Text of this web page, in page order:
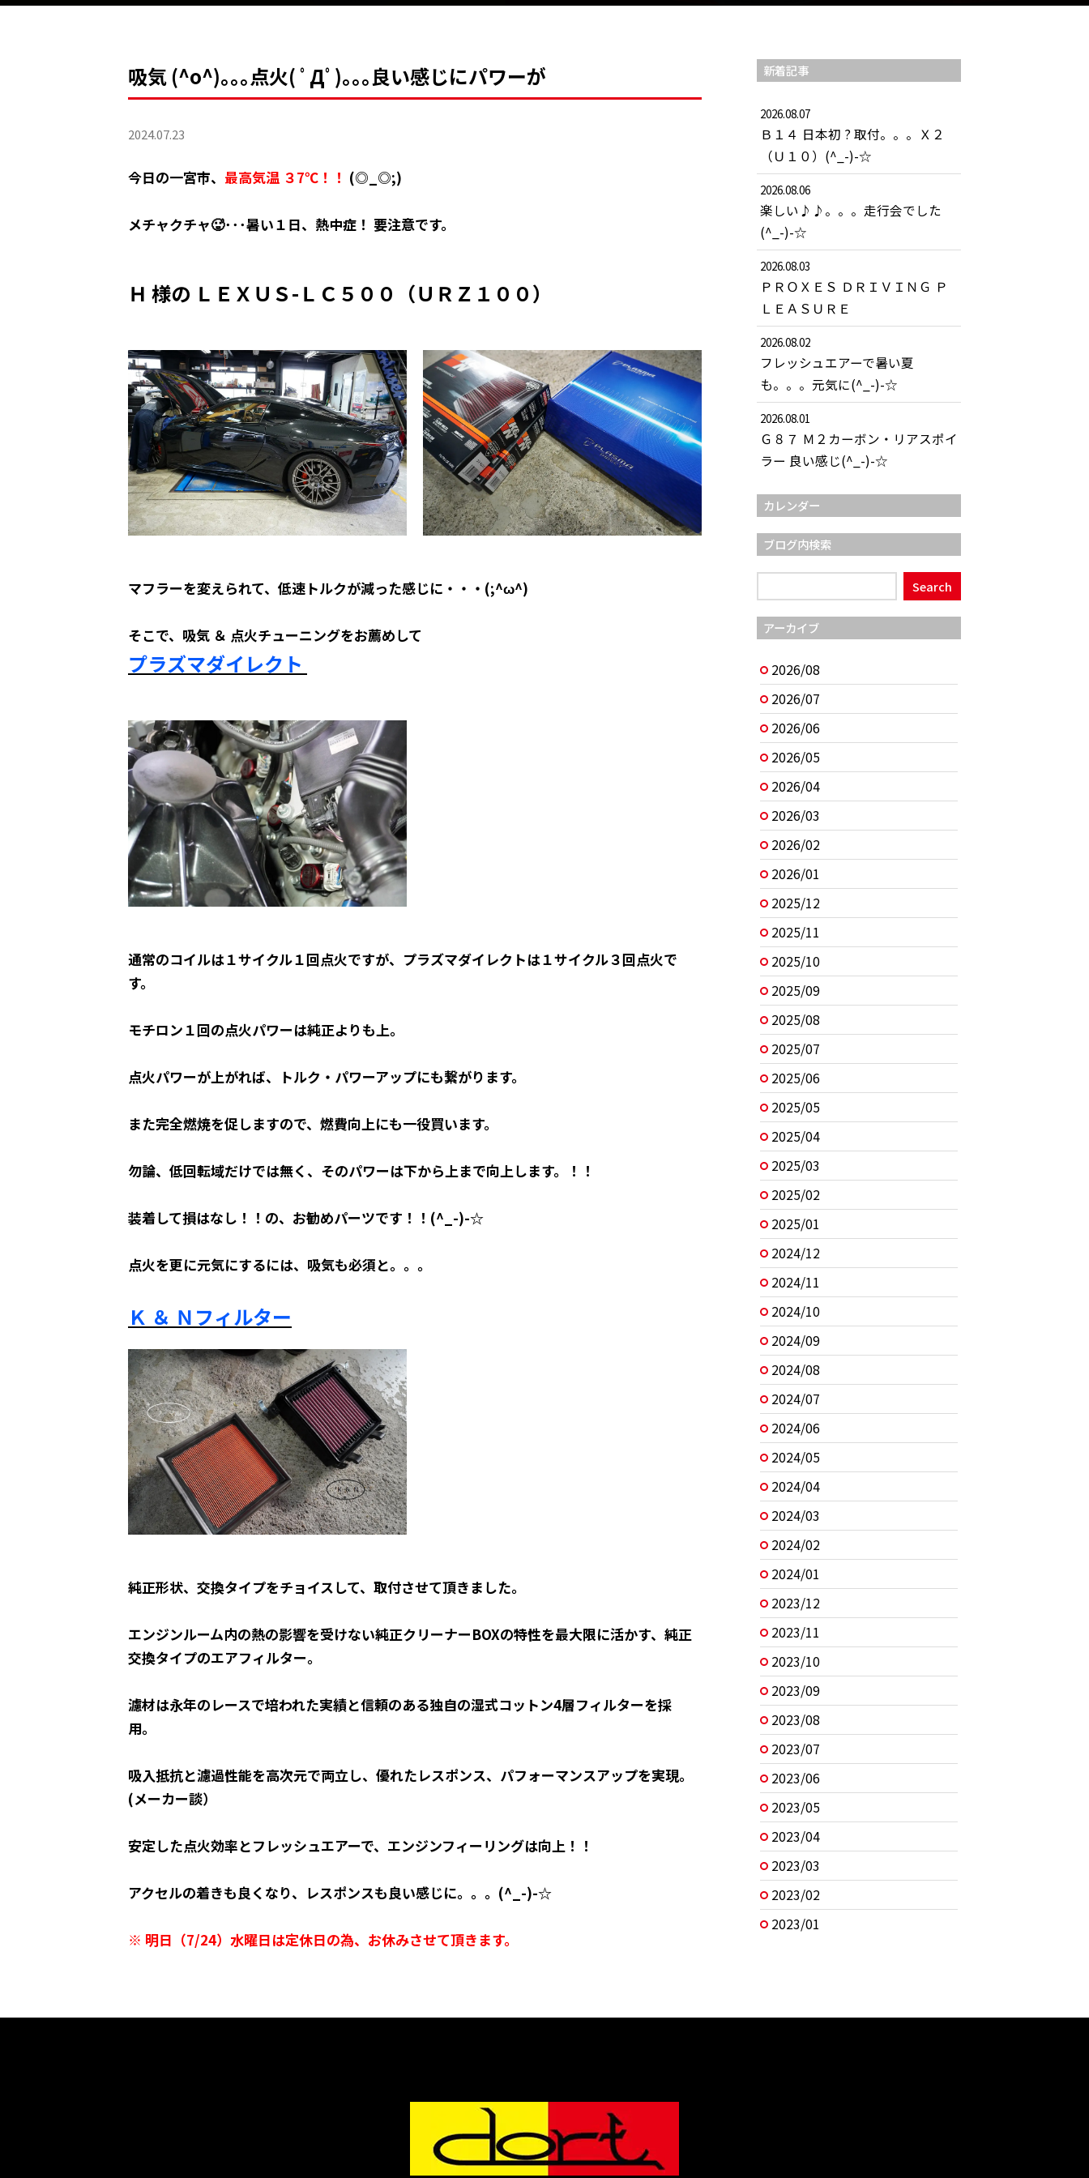
吸気 (^o^)｡｡｡点火( ﾟДﾟ)｡｡｡良い感じにパワーが
2024.07.23
今日の一宮市、 最高気温 ３7℃！！ (◎_◎;)
メチャクチャ🥵･･･暑い１日、熱中症！ 要注意です。
Ｈ 様の ＬＥＸＵＳ-ＬＣ５００（ＵＲＺ１００）
マフラーを変えられて、低速トルクが減った感じに・・・(;^ω^)
そこで、吸気 ＆ 点火チューニングをお薦めして
プラズマダイレクト
通常のコイルは１サイクル１回点火ですが、プラズマダイレクトは１サイクル３回点火で
す。
モチロン１回の点火パワーは純正よりも上。
点火パワーが上がれば、トルク・パワーアップにも繋がります。
また完全燃焼を促しますので、燃費向上にも一役買います。
勿論、低回転域だけでは無く、そのパワーは下から上まで向上します。！！
装着して損はなし！！の、お勧めパーツです！！(^_-)-☆
点火を更に元気にするには、吸気も必須と。。。
Ｋ ＆ Ｎフィルター
純正形状、交換タイプをチョイスして、取付させて頂きました。
エンジンルーム内の熱の影響を受けない純正クリーナーBOXの特性を最大限に活かす、純正
交換タイプのエアフィルター。
濾材は永年のレースで培われた実績と信頼のある独自の湿式コットン4層フィルターを採
用。
吸入抵抗と濾過性能を高次元で両立し、優れたレスポンス、パフォーマンスアップを実現。
(メーカー談）
安定した点火効率とフレッシュエアーで、エンジンフィーリングは向上！！
アクセルの着きも良くなり、レスポンスも良い感じに。。。(^_-)-☆
※ 明日（7/24）水曜日は定休日の為、お休みさせて頂きます。
新着記事
2026.08.07
Ｂ１４ 日本初 ? 取付。。。Ｘ２
（Ｕ１０）(^_-)-☆
2026.08.06
楽しい♪♪。。。走行会でした
(^_-)-☆
2026.08.03
ＰＲＯＸＥＳ ＤＲＩＶＩＮＧ Ｐ
ＬＥＡＳＵＲＥ
2026.08.02
フレッシュエアーで暑い夏
も。。。元気に(^_-)-☆
2026.08.01
Ｇ８７ Ｍ２カーボン・リアスポイ
ラー 良い感じ(^_-)-☆
カレンダー
ブログ内検索
アーカイブ
2026/08
2026/07
2026/06
2026/05
2026/04
2026/03
2026/02
2026/01
2025/12
2025/11
2025/10
2025/09
2025/08
2025/07
2025/06
2025/05
2025/04
2025/03
2025/02
2025/01
2024/12
2024/11
2024/10
2024/09
2024/08
2024/07
2024/06
2024/05
2024/04
2024/03
2024/02
2024/01
2023/12
2023/11
2023/10
2023/09
2023/08
2023/07
2023/06
2023/05
2023/04
2023/03
2023/02
2023/01